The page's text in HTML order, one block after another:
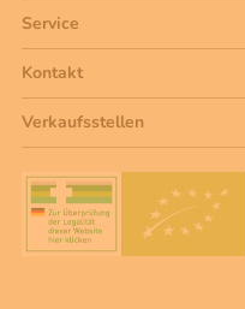
Service
Kontakt
Verkaufsstellen